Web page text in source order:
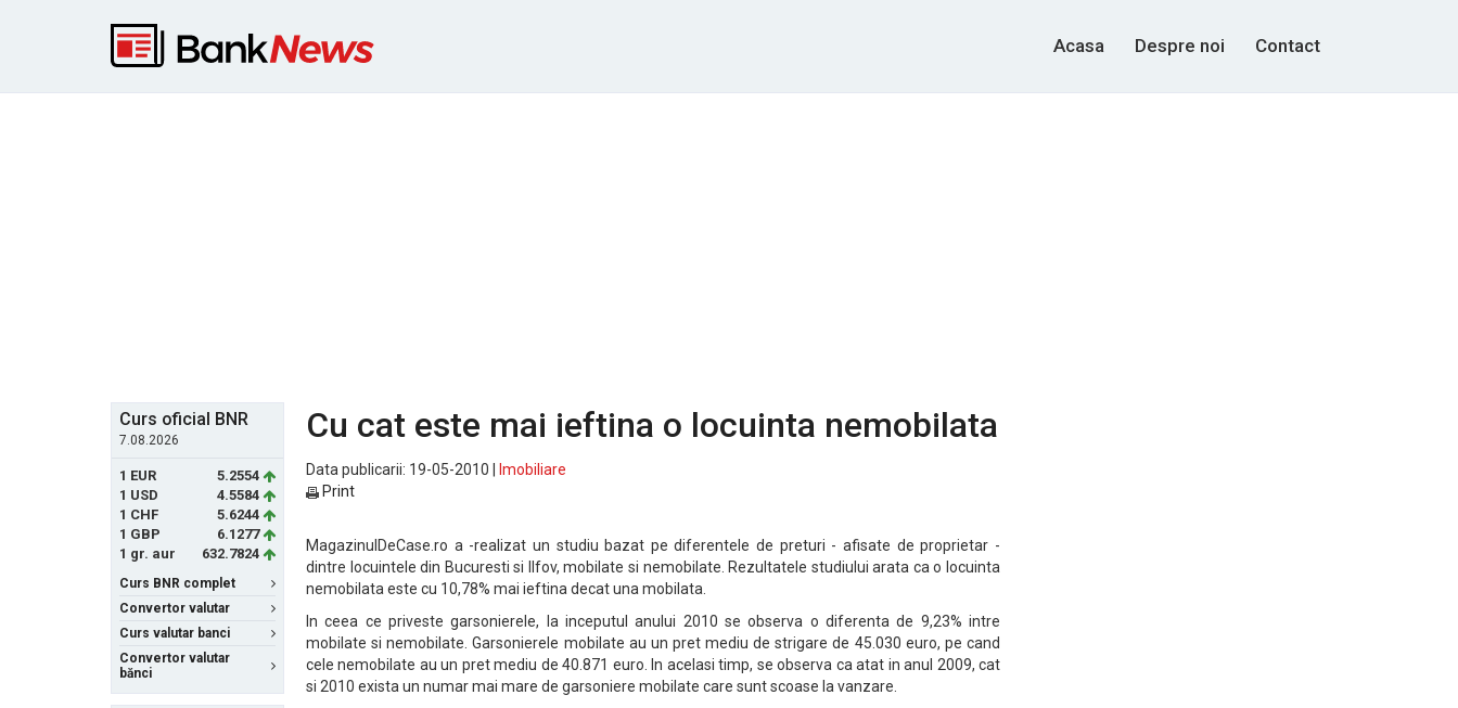
Acasa Despre noi Contact
Curs oficial BNR
7.08.2026
1 EUR
5.2554
1 USD
4.5584
1 CHF
5.6244
1 GBP
6.1277
1 gr. aur
632.7824
Curs BNR complet
Convertor valutar
Curs valutar banci
Convertor valutar
bănci
Cu cat este mai ieftina o locuinta nemobilata
Data publicarii: 19-05-2010 |
Imobiliare
Print
MagazinulDeCase.ro a -realizat un studiu bazat pe diferentele de preturi - afisate de proprietar -
dintre locuintele din Bucuresti si Ilfov, mobilate si nemobilate. Rezultatele studiului arata ca o locuinta
nemobilata este cu 10,78% mai ieftina decat una mobilata.
In ceea ce priveste garsonierele, la inceputul anului 2010 se observa o diferenta de 9,23% intre
mobilate si nemobilate. Garsonierele mobilate au un pret mediu de strigare de 45.030 euro, pe cand
cele nemobilate au un pret mediu de 40.871 euro. In acelasi timp, se observa ca atat in anul 2009, cat
si 2010 exista un numar mai mare de garsoniere mobilate care sunt scoase la vanzare.